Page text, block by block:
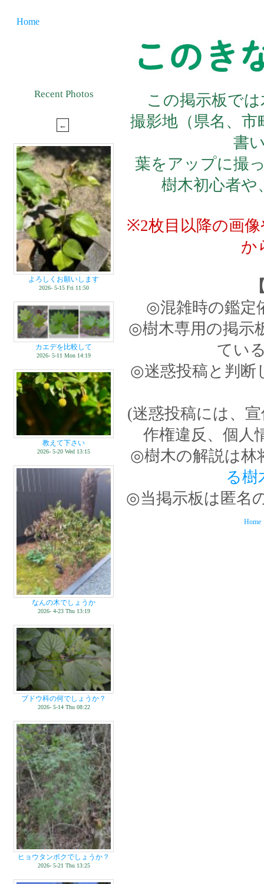
Home
Recent Photos
よろしくお願いします
2026- 5-15 Fri 11:50
カエデを比較して
2026- 5-11 Mon 14:19
教えて下さい
2026- 5-20 Wed 13:15
なんの木でしょうか
2026- 4-23 Thu 13:19
ブドウ科の何でしょうか？
2026- 5-14 Thu 08:22
ヒョウタンボクでしょうか？
2026- 5-21 Thu 13:25
この掲示板で
撮影地（県名、
書
葉をアップに撮
樹木初心者や
※2枚目以降の画
か
◎混雑時の鑑定
◎樹木専用の掲示
てい
◎迷惑投稿と判断
(迷惑投稿には、
作権違反、個人
◎樹木の解説は林
る樹
◎当掲示板は匿名
Home